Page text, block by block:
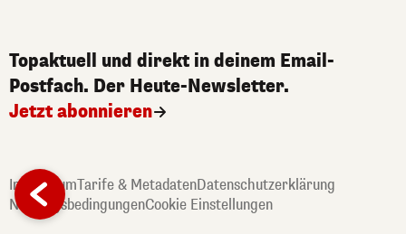
Topaktuell und direkt in deinem Email-
Postfach. Der Heute-Newsletter.
Jetzt abonnieren
ImpressumTarife & MetadatenDatenschutzerklärung
NutzungsbedingungenCookie Einstellungen
Zurück